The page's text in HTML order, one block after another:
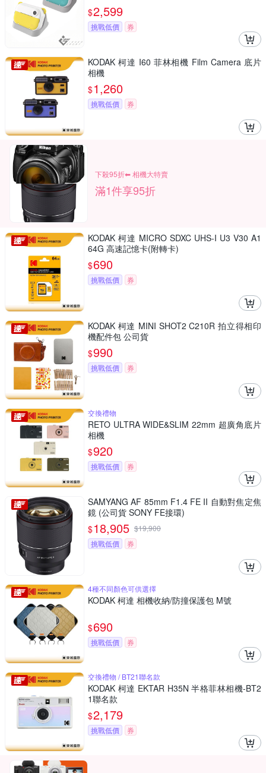
$2,599
挑戰低價 券
KODAK 柯達 I60 菲林相機 Film Camera 底片
相機
$1,260
挑戰低價 券
下殺95折⬅︎ 相機大特賣
滿1件享95折
KODAK 柯達 MICRO SDXC UHS-I U3 V30 A1
64G 高速記憶卡(附轉卡)
$690
挑戰低價 券
KODAK 柯達 MINI SHOT2 C210R 拍立得相印
機配件包 公司貨
$990
挑戰低價 券
交換禮物
RETO ULTRA WIDE&SLIM 22mm 超廣角底片
相機
$920
挑戰低價 券
SAMYANG AF 85mm F1.4 FE II 自動對焦定焦
鏡 (公司貨 SONY FE接環)
$18,905 $19,900
挑戰低價
券
4種不同顏色可供選擇
KODAK 柯達 相機收納/防撞保護包 M號
$690
挑戰低價 券
交換禮物 / BT21聯名款
KODAK 柯達 EKTAR H35N 半格菲林相機-BT2
1聯名款
$2,179
挑戰低價 券